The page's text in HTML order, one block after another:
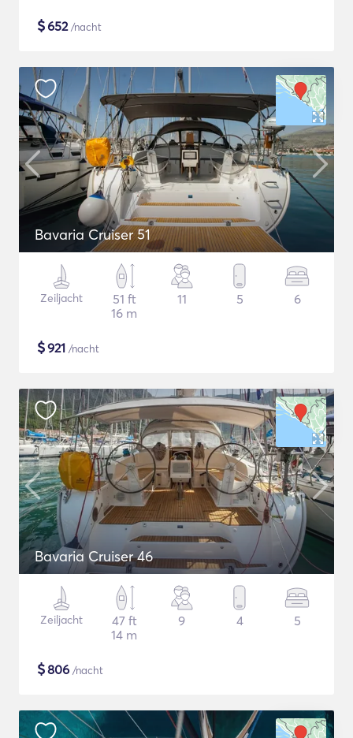
$652/nacht
Bavaria Cruiser 51
Zeiljacht
51 ft
16 m
11 5 6
$921 /nacht
Bavaria Cruiser 46
Zeiljacht
47 ft
14 m
9 4 5
$806 /nacht